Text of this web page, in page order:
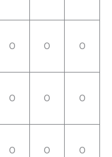
O O O
O O O
O O O